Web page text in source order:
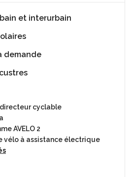
et interurbain
demande
directeur cyclable
AVELO 2
vélo à assistance électrique